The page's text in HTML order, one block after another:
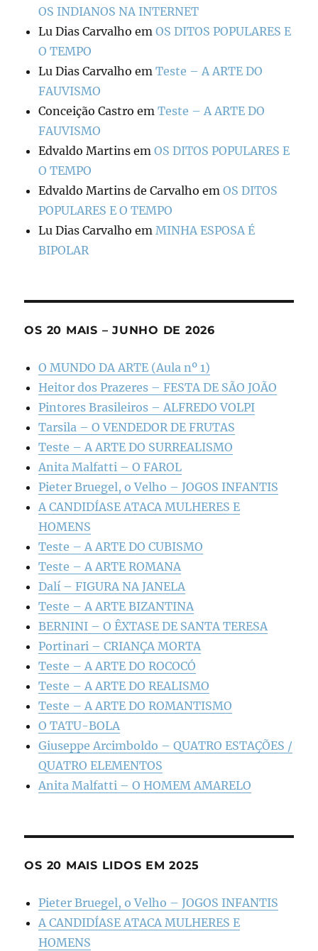
OS INDIANOS NA INTERNET
Lu Dias Carvalho emOS DITOS POPULARES E
O TEMPO
Lu Dias Carvalho emTeste – A ARTE DO
FAUVISMO
Conceição Castro emTeste – A ARTE DO
FAUVISMO
Edvaldo Martins emOS DITOS POPULARES E
O TEMPO
Edvaldo Martins de Carvalho emOS DITOS
POPULARES E O TEMPO
Lu Dias Carvalho emMINHA ESPOSA É
BIPOLAR
OS 20 MAIS – JUNHO DE 2026
O MUNDO DA ARTE (Aula nº 1)
Heitor dos Prazeres – FESTA DE SÃO JOÃO
Pintores Brasileiros – ALFREDO VOLPI
Tarsila – O VENDEDOR DE FRUTAS
Teste – A ARTE DO SURREALISMO
Anita Malfatti – O FAROL
Pieter Bruegel, o Velho – JOGOS INFANTIS
A CANDIDÍASE ATACA MULHERES E
HOMENS
Teste – A ARTE DO CUBISMO
Teste – A ARTE ROMANA
Dalí – FIGURA NA JANELA
Teste – A ARTE BIZANTINA
BERNINI – O ÊXTASE DE SANTA TERESA
Portinari – CRIANÇA MORTA
Teste – A ARTE DO ROCOCÓ
Teste – A ARTE DO REALISMO
Teste – A ARTE DO ROMANTISMO
O TATU-BOLA
Giuseppe Arcimboldo – QUATRO ESTAÇÕES /
QUATRO ELEMENTOS
Anita Malfatti – O HOMEM AMARELO
OS 20 MAIS LIDOS EM 2025
Pieter Bruegel, o Velho – JOGOS INFANTIS
A CANDIDÍASE ATACA MULHERES E
HOMENS